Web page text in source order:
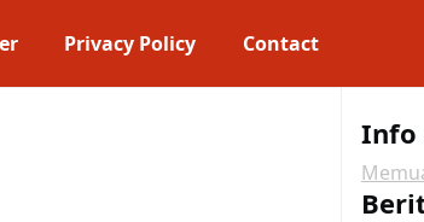
Privacy Policy Contact
Info